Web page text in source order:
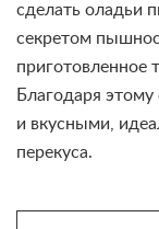
сделать оладьи
секретом
приготовленное
Благодаря
и вкусными,
перекуса.